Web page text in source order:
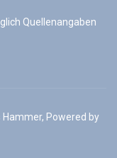
Quellenangaben
Powered by